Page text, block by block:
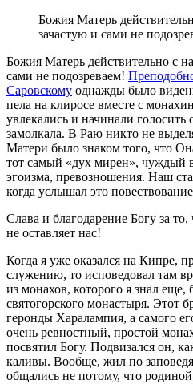
Божия Матерь
зачастую и сами не
Божия Матерь действительно с
сами не подозреваем!
Саровскому однажды было
пела на клиросе вместе с
увлекались и начинали
замолкала. В Раю никто не
Матери было знаком того, что
тот самый «дух мирен», чуждый
эгоизма, превозношения. Наш
когда услышал это
Cлава и благодарение Богу за
не оставляет нас!
Когда я уже оказался на Кипре,
служению, то исповедовал там
из монахов, которого я знал еще,
святогорского монастыря. Этот
геронды Харалампия, а самого
очень ревностный, простой
посвятил Богу. Подвизался он,
каливы. Вообще, жил по
общались не потому, что